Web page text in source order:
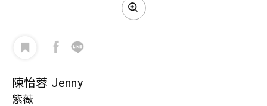
陳怡蓉 Jenny
紫薇